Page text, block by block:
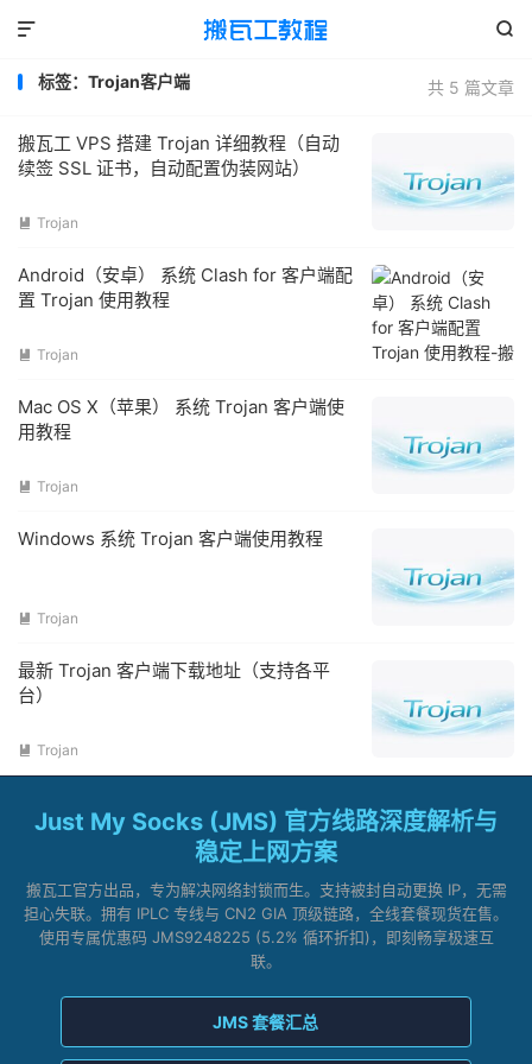


共 5 篇文章
标签：Trojan客户端
搬瓦工 VPS 搭建 Trojan 详细教程（自动
续签 SSL 证书，自动配置伪装网站）
 Trojan
Android（安卓） 系统 Clash for 客户端配
置 Trojan 使用教程
 Trojan
Mac OS X（苹果） 系统 Trojan 客户端使
用教程
 Trojan
Windows 系统 Trojan 客户端使用教程
 Trojan
最新 Trojan 客户端下载地址（支持各平
台）
 Trojan
Just My Socks (JMS) 官方线路深度解析与
稳定上网方案
搬瓦工官方出品，专为解决网络封锁而生。支持被封自动更换 IP，无需
担心失联。拥有 IPLC 专线与 CN2 GIA 顶级链路，全线套餐现货在售。
使用专属优惠码 JMS9248225 (5.2% 循环折扣)，即刻畅享极速互
联。
JMS 套餐汇总